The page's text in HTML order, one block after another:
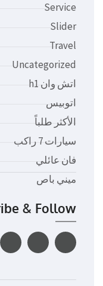
Service
Slider
Travel
Uncategorized
اتش وان h1
اتوبيس
الأكثر طلباً
سيارات 7 راكب
فان عائلي
ميني باص
& Follow